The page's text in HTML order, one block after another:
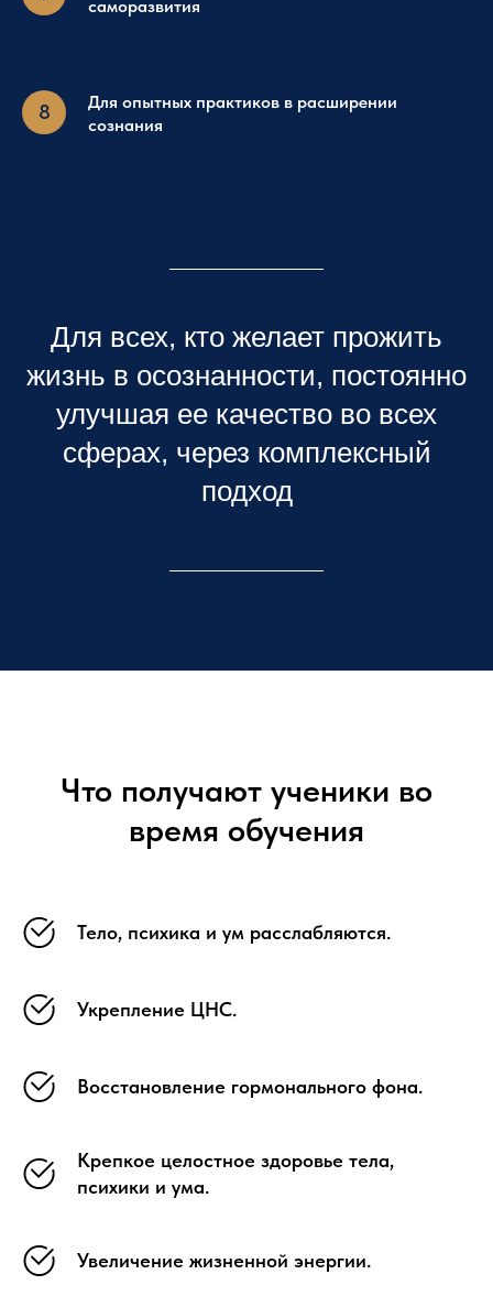
саморазвития
Для опытных практиков в расширении
сознания
Для всех, кто желает прожить
жизнь в осознанности, постоянно
улучшая ее качество во всех
сферах, через комплексный
подход
Что получают ученики во
время обучения
Тело, психика и ум расслабляются.
Укрепление ЦНС.
Восстановление гормонального фона.
Крепкое целостное здоровье тела,
психики и ума.
Увеличение жизненной энергии.